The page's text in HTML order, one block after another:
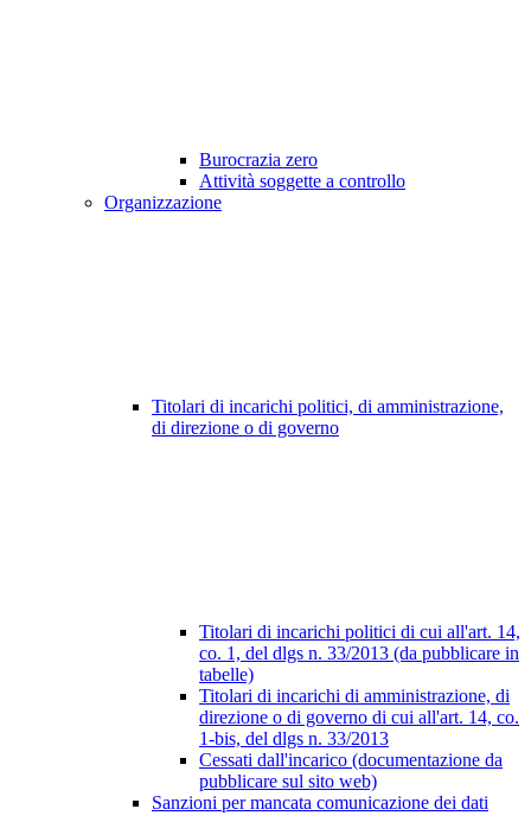
Burocrazia zero
Attività soggette a controllo
Organizzazione
Titolari di incarichi politici, di amministrazione,
di direzione o di governo
Titolari di incarichi politici di cui all'art. 14,
co. 1, del dlgs n. 33/2013 (da pubblicare in
tabelle)
Titolari di incarichi di amministrazione, di
direzione o di governo di cui all'art. 14, co.
1-bis, del dlgs n. 33/2013
Cessati dall'incarico (documentazione da
pubblicare sul sito web)
Sanzioni per mancata comunicazione dei dati